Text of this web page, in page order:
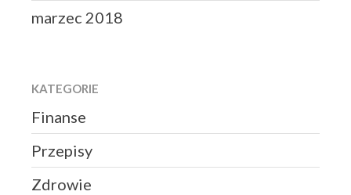
marzec 2018
KATEGORIE
Finanse
Przepisy
Zdrowie